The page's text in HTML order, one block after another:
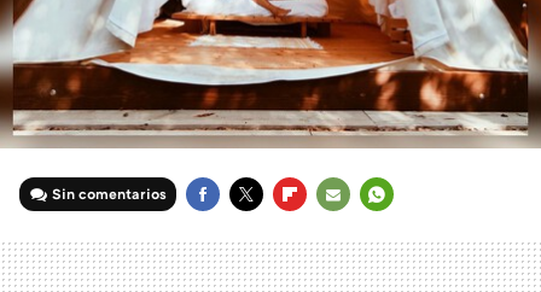
Sin comentarios
MAIL